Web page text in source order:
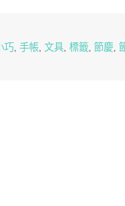
巧, 手帳, 文具, 標籤, 節慶,